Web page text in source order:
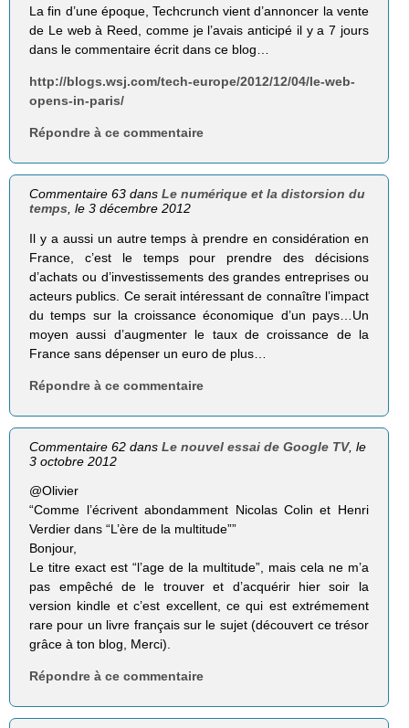
La fin d’une époque, Techcrunch vient d’annoncer la vente
de Le web à Reed, comme je l’avais anticipé il y a 7 jours
dans le commentaire écrit dans ce blog…
http://blogs.wsj.com/tech-europe/2012/12/04/le-web-
opens-in-paris/
Répondre à ce commentaire
Commentaire 63 dansLe numérique et la distorsion du
temps, le 3 décembre 2012
Il y a aussi un autre temps à prendre en considération en
France, c’est le temps pour prendre des décisions
d’achats ou d’investissements des grandes entreprises ou
acteurs publics. Ce serait intéressant de connaître l’impact
du temps sur la croissance économique d’un pays…Un
moyen aussi d’augmenter le taux de croissance de la
France sans dépenser un euro de plus…
Répondre à ce commentaire
Commentaire 62 dansLe nouvel essai de Google TV, le
3 octobre 2012
@Olivier
“Comme l’écrivent abon­dam­ment Nico­las Colin et Henri
Ver­dier dans “L’ère de la mul­ti­tude””
Bonjour,
Le titre exact est “l’age de la multitude”, mais cela ne m’a
pas empêché de le trouver et d’acquérir hier soir la
version kindle et c’est excellent, ce qui est extrémement
rare pour un livre français sur le sujet (découvert ce trésor
grâce à ton blog, Merci).
Répondre à ce commentaire